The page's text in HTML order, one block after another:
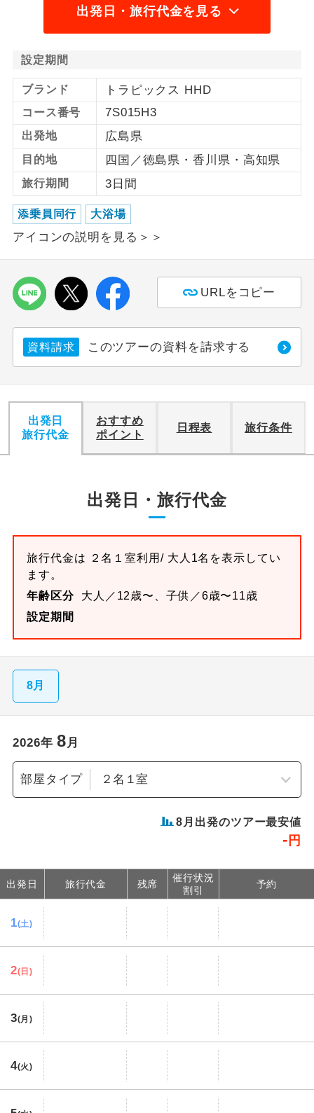
出発日・旅行代金を見る
設定期間
ブランド トラピックス HHD
コース番号 7S015H3
出発地 広島県
目的地 四国／徳島県・香川県・高知県
旅行期間 3日間
添乗員同行 大浴場
アイコンの説明を見る＞＞
URLをコピー
資料請求 このツアーの資料を請求する
出発日
旅行代金
おすすめ
ポイント
日程表 旅行条件
出発日・旅行代金
旅行代金は ２名１室利用/ 大人1名を表示してい
ます。
年齢区分
大人／12歳〜、子供／6歳〜11歳
設定期間
8月
2026年 8月
部屋タイプ
8 月出発のツアー最安値
- 円
出発日 旅行代金 残席
催行状況
割引
予約
1(土)
2(日)
3(月)
4(火)
コースです。
女性限定
女性限定でご参加いただけるコースで
す。
年齢制限あり
ご参加にあたり年齢に制限があるコース
です。
航空会社指定
画にとても便利です。
ご紹介するホテルを指定したコースで
す。
おひとり様バ
ス2席利用
おひとり様でバス席を2席利⽤できま
す。